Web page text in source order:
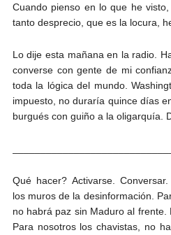
Cuando pienso en lo que he
tanto desprecio, que es la locura,
Lo dije esta mañana en la radio.
converse con gente de mi
toda la lógica del mundo.
impuesto, no duraría quince días
burgués con guiño a la oligarquía.
Qué hacer? Activarse.
los muros de la desinformación.
no habrá paz sin Maduro al frente.
Para nosotros los chavistas, no